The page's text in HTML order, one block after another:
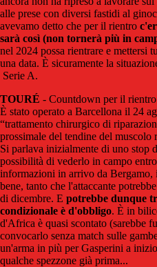
alle prese con diversi fastidi al
avevamo detto che per il rientro
sarà così (non tornerà più in
nel 2024 possa rientrare e mettersi
una data. È sicuramente la
Serie A.
TOURÉ - Countdown per il
È stato operato a Barcellona il 24
“trattamento chirurgico di
prossimale del tendine del muscolo
Si parlava inizialmente di uno stop
possibilità di vederlo in campo
informazioni in arrivo da Bergamo,
bene, tanto che l'attaccante
di dicembre. E potrebbe dunque
condizionale è d'obbligo. È in
d'Africa è quasi scontato (sarebbe
convocarlo senza match sulle
un'arma in più per Gasperini a
qualche spezzone già prima...